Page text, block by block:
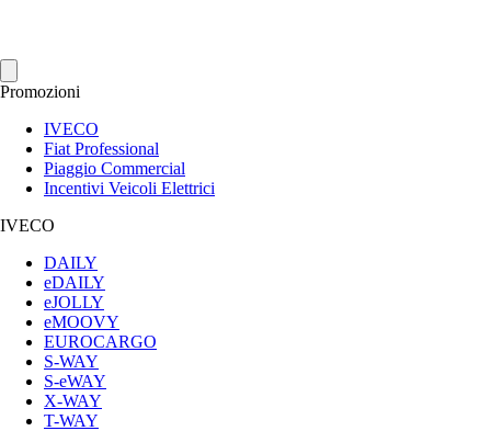
Promozioni
IVECO
Fiat Professional
Piaggio Commercial
Incentivi Veicoli Elettrici
IVECO
DAILY
eDAILY
eJOLLY
eMOOVY
EUROCARGO
S-WAY
S-eWAY
X-WAY
T-WAY